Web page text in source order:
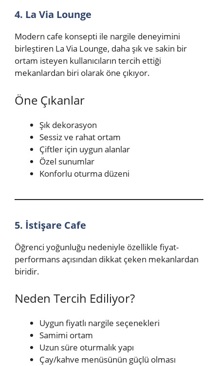
4. La Via Lounge
Modern cafe konsepti ile nargile deneyimini
birleştiren La Via Lounge, daha şık ve sakin bir
ortam isteyen kullanıcıların tercih ettiği
mekanlardan biri olarak öne çıkıyor.
Öne Çıkanlar
Şık dekorasyon
Sessiz ve rahat ortam
Çiftler için uygun alanlar
Özel sunumlar
Konforlu oturma düzeni
5. İstişare Cafe
Öğrenci yoğunluğu nedeniyle özellikle fiyat-
performans açısından dikkat çeken mekanlardan
biridir.
Neden Tercih Ediliyor?
Uygun fiyatlı nargile seçenekleri
Samimi ortam
Uzun süre oturmalık yapı
Çay/kahve menüsünün güçlü olması